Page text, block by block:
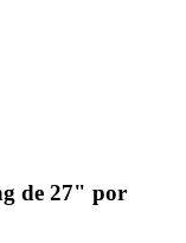
de 27" por